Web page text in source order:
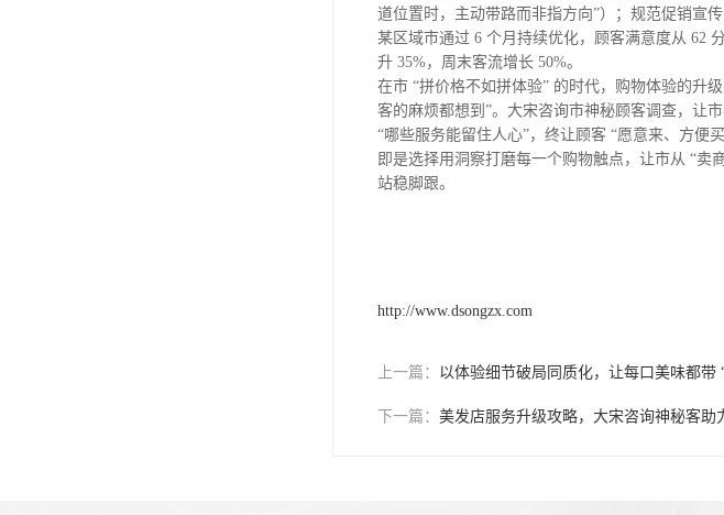
道位置时，主动带路而非指方向”）；规范促销宣传
某区域市通过 6 个月持续优化，顾客满意度从 62
升 35%，周末客流增长 50%。
在市 “拼价格不如拼体验” 的时代，购物体验的升
客的麻烦都想到”。大宋咨询市神秘顾客调查，让
“哪些服务能留住人心”，终让顾客 “愿意来、方便
即是选择用洞察打磨每一个购物触点，让市从 “卖
站稳脚跟。
http://www.dsongzx.com
上一篇： 以体验细节破局同质化，让每口美味都带
下一篇： 美发店服务升级攻略，大宋咨询神秘客助